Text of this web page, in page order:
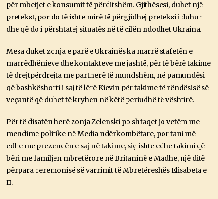
për mbetjet e konsumit të përditshëm. Gjithësesi, duhet një
pretekst, por do të ishte mirë të përgjidhej preteksi i duhur
dhe që do i përshtatej situatës në të cilën ndodhet Ukraina.
Mesa duket zonja e parë e Ukrainës ka marrë stafetën e
marrëdhënieve dhe kontakteve me jashtë, për të bërë takime
të drejtpërdrejta me partnerë të mundshëm, në pamundësi
që bashkëshorti i saj të lërë Kievin për takime të rëndësisë së
veçantë që duhet të kryhen në këtë periudhë të vështirë.
Për të disatën herë zonja Zelenski po shfaqet jo vetëm me
mendime politike në Media ndërkombëtare, por tani më
edhe me prezencën e saj në takime, siç ishte edhe takimi që
bëri me familjen mbretërore në Britaninë e Madhe, një ditë
përpara ceremonisë së varrimit të Mbretëreshës Elisabeta e
II.